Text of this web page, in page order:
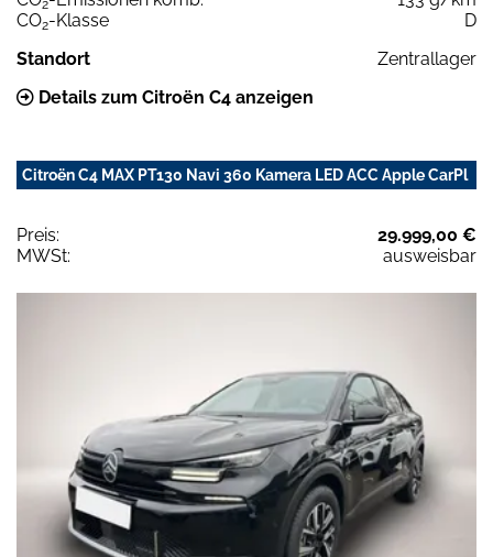
2
CO2-Klasse
D
Standort
Zentrallager
Details zum Citroën C4 anzeigen
Citroën C4 MAX PT130 Navi 360 Kamera LED ACC Apple CarPl
Preis:
29.999,00 €
MWSt:
ausweisbar